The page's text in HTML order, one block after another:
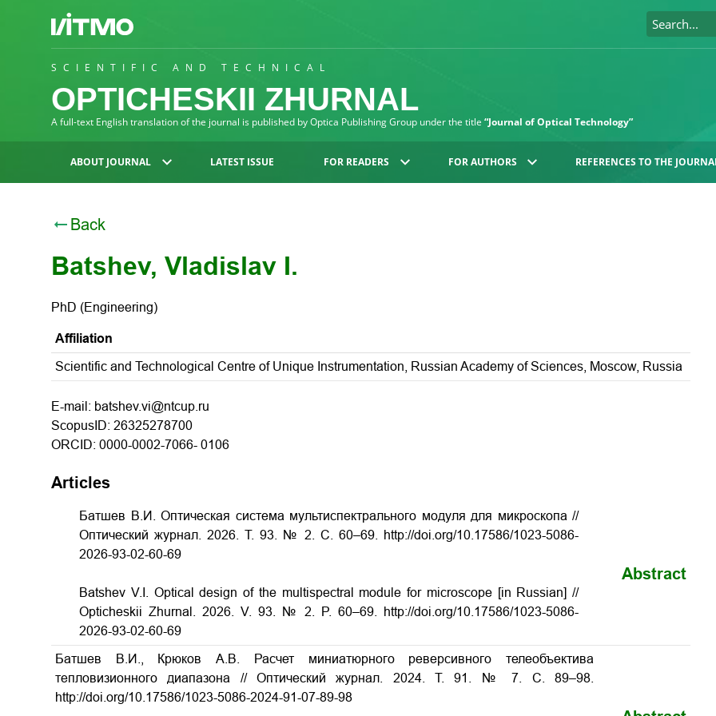
SCIENTIFIC AND TECHNICAL
OPTICHESKII ZHURNAL
A full-text English translation of the journal is published by Optica Publishing Group under the title “Journal of Optical Technology”
ABOUT JOURNAL LATEST ISSUE FOR READERS FOR AUTHORS REFERENCES TO THE
Back
Batshev, Vladislav I.
PhD (Engineering)
Affiliation
Scientific and Technological Centre of Unique Instrumentation, Russian Academy of Sciences, Moscow, Russia
E-mail: batshev.vi@ntcup.ru
ScopusID: 26325278700
ORCID: 0000-0002-7066- 0106
Articles
Батшев В.И. Оптическая система мультиспектрального модуля для микроскопа //
Оптический журнал. 2026. Т. 93. № 2. С. 60–69.
http://doi.org/10.17586/1023-5086-
2026-93-02-60-69
Batshev V.I. Optical design of the multispectral module for microscope [in Russian] //
Opticheskii Zhurnal. 2026. V. 93. № 2. P. 60–69.
http://doi.org/10.17586/1023-5086-
2026-93-02-60-69
Abstract
Батшев В.И., Крюков А.В. Расчет миниатюрного реверсивного телеобъектива
тепловизионного диапазона // Оптический журнал. 2024. Т. 91. № 7. С. 89–98.
http://doi.org/10.17586/1023-5086-2024-91-07-89-98